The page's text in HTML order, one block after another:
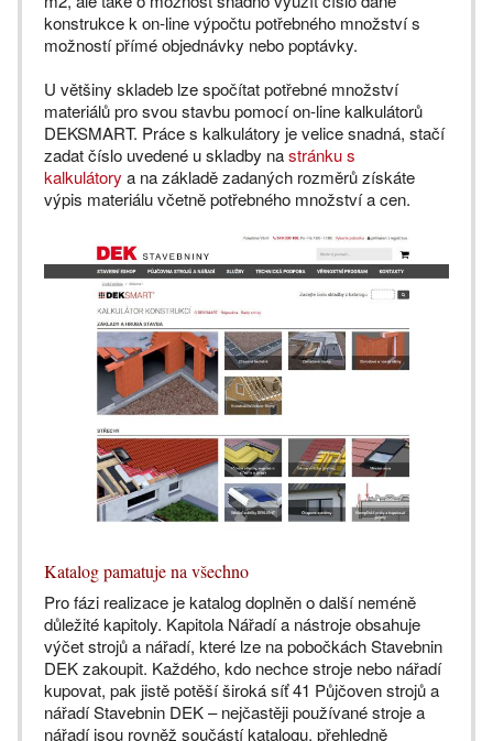
konstrukce k on-line výpočtu potřebného množství s
možností přímé objednávky nebo poptávky.
U většiny skladeb lze spočítat potřebné množství
materiálů pro svou stavbu pomocí on-line kalkulátorů
DEKSMART. Práce s kalkulátory je velice snadná, stačí
zadat číslo uvedené u skladby nastránku s
kalkulátory a na základě zadaných rozměrů získáte
výpis materiálu včetně potřebného množství a cen.
Katalog pamatuje na všechno
Pro fázi realizace je katalog doplněn o další neméně
důležité kapitoly. Kapitola Nářadí a nástroje obsahuje
výčet strojů a nářadí, které lze na pobočkách Stavebnin
DEK zakoupit. Každého, kdo nechce stroje nebo nářadí
kupovat, pak jistě potěší široká síť 41 Půjčoven strojů a
nářadí Stavebnin DEK – nejčastěji používané stroje a
nářadí jsou rovněž součástí katalogu, přehledně